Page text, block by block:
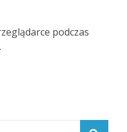
podczas